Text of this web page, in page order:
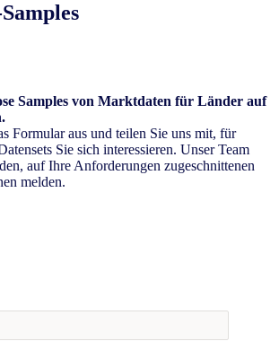
Samples von Marktdaten für Länder auf
Formular aus und teilen Sie uns mit, für
Sie sich interessieren. Unser Team
auf Ihre Anforderungen zugeschnittenen
melden.